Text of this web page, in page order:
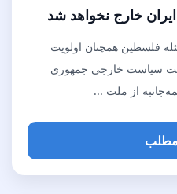
خارج نخواهد شد
فلسطین همچنان اولویت
سیاست خارجی جمهوری
از ملت ...
مطلب